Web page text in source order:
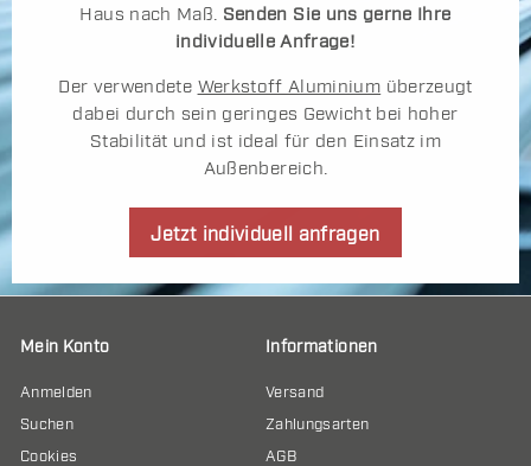
Haus nach Maß. Senden Sie uns gerne Ihre
individuelle Anfrage!
Der verwendete Werkstoff Aluminium überzeugt
dabei durch sein geringes Gewicht bei hoher
Stabilität und ist ideal für den Einsatz im
Außenbereich.
Jetzt individuell anfragen
Mein Konto
Anmelden
Suchen
Cookies
Informationen
Versand
Zahlungsarten
AGB